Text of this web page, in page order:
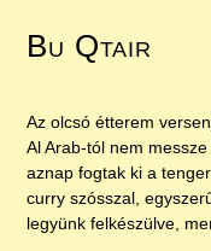
Bu Qtair
Az olcsó étterem
Al Arab-tól nem
aznap fogtak ki a
curry szósszal,
legyünk felkészülve,